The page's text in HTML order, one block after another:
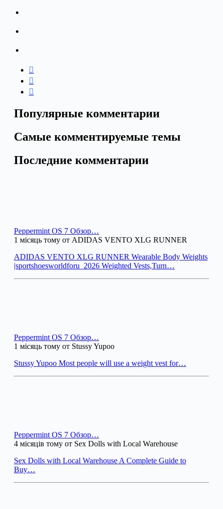
Популярные комментарии
Самые комментируемые темы
Последние комментарии
Peppermint OS 7 Обзор…
1 місяць тому от ADIDAS VENTO XLG RUNNER
ADIDAS VENTO XLG RUNNER Wearable Body Weights
|sportshoesworldforu_2026 Weighted Vests,Turn…
Peppermint OS 7 Обзор…
1 місяць тому от Stussy Yupoo
Stussy Yupoo Most people will use a weight vest for…
Peppermint OS 7 Обзор…
4 місяців тому от Sex Dolls with Local Warehouse
Sex Dolls with Local Warehouse A Complete Guide to
Buy…